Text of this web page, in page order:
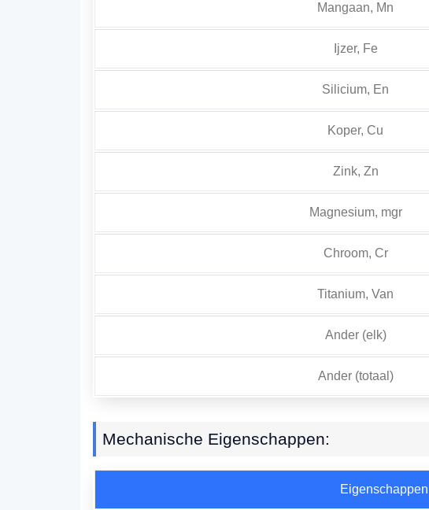
Mangaan, Mn
Ijzer, Fe
Silicium, En
Koper, Cu
Zink, Zn
Magnesium, mgr
Chroom, Cr
Titanium, Van
Ander (elk)
Ander (totaal)
Mechanische Eigenschappen:
Eigenschappen